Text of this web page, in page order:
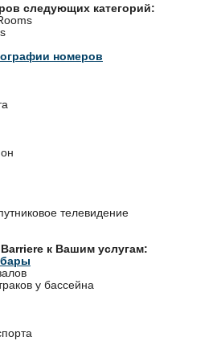
следующих категорий:
номеров
телевидение
к Вашим услугам:
у бассейна